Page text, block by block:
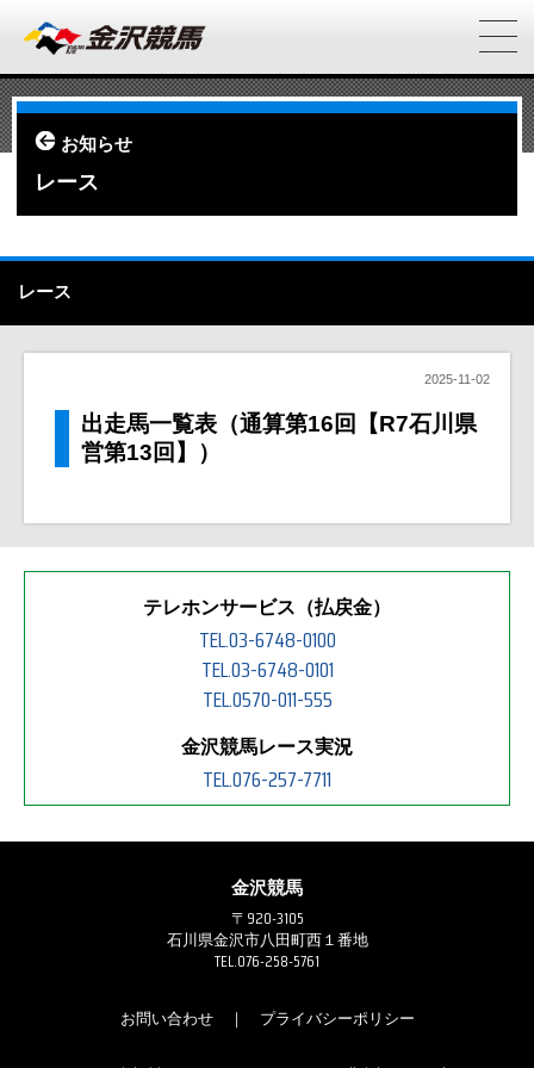
お知らせ
レース
レース
2025-11-02
出走馬一覧表（通算第16回【R7石川県
営第13回】）
テレホンサービス（払戻金）
TEL.03-6748-0100
TEL.03-6748-0101
TEL.0570-011-555
金沢競馬レース実況
TEL.076-257-7711
金沢競馬
〒920-3105
石川県金沢市八田町西１番地
TEL.076-258-5761
お問い合わせ｜ プライバシーポリシー